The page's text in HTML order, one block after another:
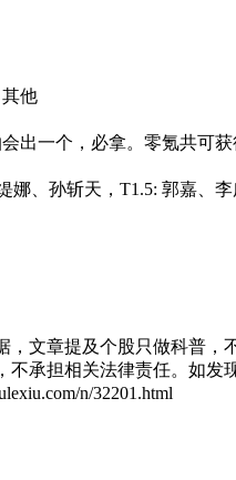
他
出一个，必拿。零氪共可
娜、孙斩天，T1.5: 郭嘉、
文章提及个股只做科普，
承担相关法律责任。如发
n/32201.html